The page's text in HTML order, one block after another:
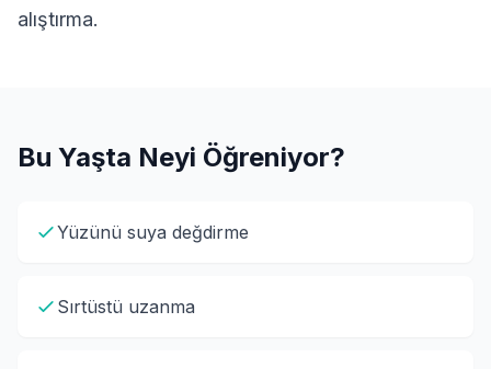
alıştırma.
Bu Yaşta Neyi Öğreniyor?
Yüzünü suya değdirme
Sırtüstü uzanma